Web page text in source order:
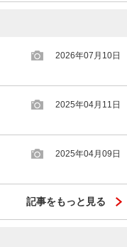
2026年07月10日
2025年04月11日
2025年04月09日
記事をもっと見る